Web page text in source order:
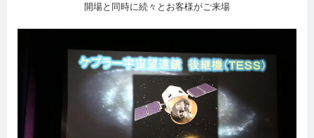
開場と同時に続々とお客様がご来場